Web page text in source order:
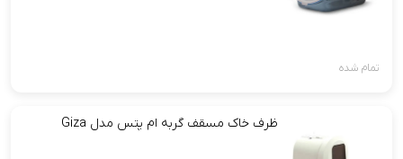
تمام شده
ظرف خاک مسقف گربه ام پتس مدل Giza